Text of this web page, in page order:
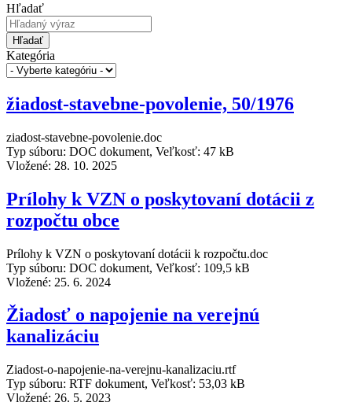
Hľadať
Hľadať
Kategória
žiadost-stavebne-povolenie, 50/1976
ziadost-stavebne-povolenie.doc
Typ súboru: DOC dokument, Veľkosť: 47 kB
Vložené: 28. 10. 2025
Prílohy k VZN o poskytovaní dotácii z
rozpočtu obce
Prílohy k VZN o poskytovaní dotácii k rozpočtu.doc
Typ súboru: DOC dokument, Veľkosť: 109,5 kB
Vložené: 25. 6. 2024
Žiadosť o napojenie na verejnú
kanalizáciu
Ziadost-o-napojenie-na-verejnu-kanalizaciu.rtf
Typ súboru: RTF dokument, Veľkosť: 53,03 kB
Vložené: 26. 5. 2023